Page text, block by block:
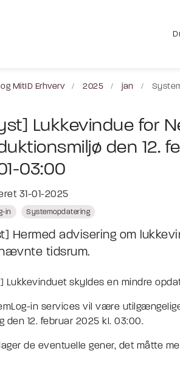
MitID Erhverv 2025 jan
Lukkevindue for
den 12.
03:00
31-01-2025
in Systemopdatering
Hermed advisering om
tidsrum.
Lukkevinduet skyldes en mindre
in services vil være
den 12. februar 2025 kl. 03:00.
de eventuelle gener, det måtte